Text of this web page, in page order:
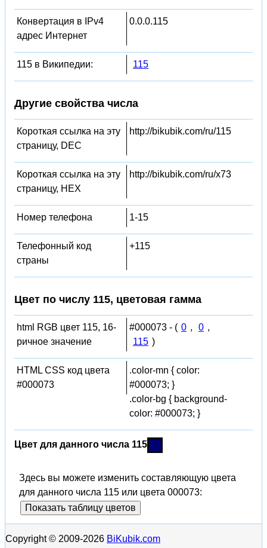
Конвертация в IPv4
адрес Интернет
0.0.0.115
115 в Википедии: 115
Другие свойства числа
Короткая ссылка на эту
страницу, DEC
http://bikubik.com/ru/115
Короткая ссылка на эту
страницу, HEX
http://bikubik.com/ru/x73
Номер телефона 1-15
Телефонный код
страны
+115
Цвет по числу 115, цветовая гамма
html RGB цвет 115, 16-
ричное значение
#000073 - ( 0 , 0 ,
115 )
HTML CSS код цвета
#000073
.color-mn { color:
#000073; }
.color-bg { background-
color: #000073; }
Цвет для данного числа 115
Здесь вы можете изменить составляющую цвета
для данного числа 115 или цвета 000073:
Показать таблицу цветов
Copyright © 2009-2026 BiKubik.com